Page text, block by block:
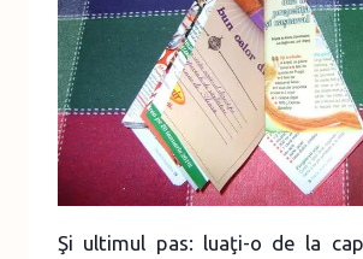
Şi ultimul pas: luaţi-o de la